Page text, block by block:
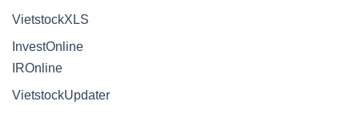
VietstockXLS
InvestOnline
IROnline
VietstockUpdater
SỨC
KHỎE